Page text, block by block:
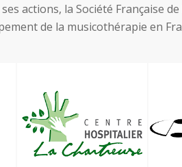
actions, la Société Française
de la musicothérapie en